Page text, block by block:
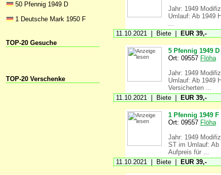
50 Pfennig 1949 D
1 Deutsche Mark 1950 F
TOP-20 Gesuche
TOP-20 Verschenke
Jahr: 1949
Umlauf: Ab 1949
...
11.10.2021 | Biete |
EUR 39,-
5 Pfennig 1949 D
Ort: 09557 Flöha
Jahr: 1949
Umlauf: Ab 1949
Versicherten ...
11.10.2021 | Biete |
EUR 39,-
1 Pfennig 1949 F
Ort: 09557 Flöha
Jahr: 1949
ST im Umlauf: Ab
Aufpreis für ...
11.10.2021 | Biete |
EUR 39,-